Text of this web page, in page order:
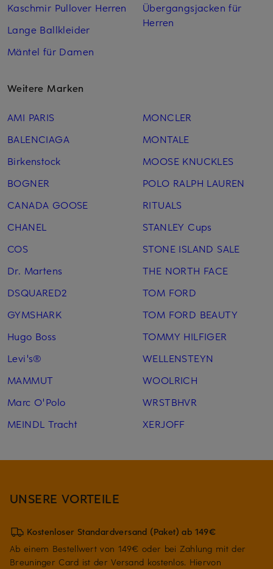
Kaschmir Pullover Herren
Lange Ballkleider
Mäntel für Damen
Übergangsjacken für
Herren
Weitere Marken
AMI PARIS
BALENCIAGA
Birkenstock
BOGNER
CANADA GOOSE
CHANEL
COS
Dr. Martens
DSQUARED2
GYMSHARK
Hugo Boss
Levi's®
MAMMUT
Marc O'Polo
MEINDL Tracht
MONCLER
MONTALE
MOOSE KNUCKLES
POLO RALPH LAUREN
RITUALS
STANLEY Cups
STONE ISLAND SALE
THE NORTH FACE
TOM FORD
TOM FORD BEAUTY
TOMMY HILFIGER
WELLENSTEYN
WOOLRICH
WRSTBHVR
XERJOFF
UNSERE VORTEILE
Kostenloser Standardversand (Paket) ab 149€
Ab einem Bestellwert von 149€ oder bei Zahlung mit der
Breuninger Card ist der Versand kostenlos. Hiervon